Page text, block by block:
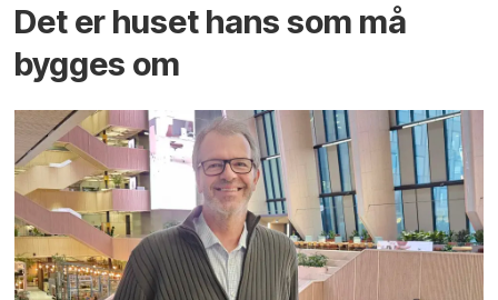
Det er huset hans som må
bygges om